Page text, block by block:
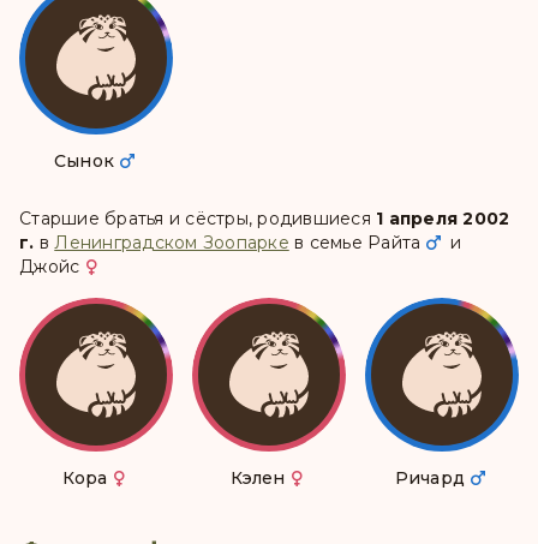
Сынок
Старшие братья и сёстры, родившиеся 1 апреля 2002
г. вЛенинградском Зоопарке в семье Райта
и
Джойс
Кора Кэлен Ричард